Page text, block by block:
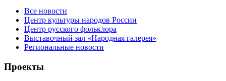
Все новости
Центр культуры народов России
Центр русского фольклора
Выставочный зал «Народная галерея»
Региональные новости
Проекты